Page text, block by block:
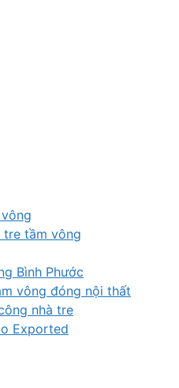
tre tầm vông
Bình Phước
vông đóng nội thất
nhà tre
Exported